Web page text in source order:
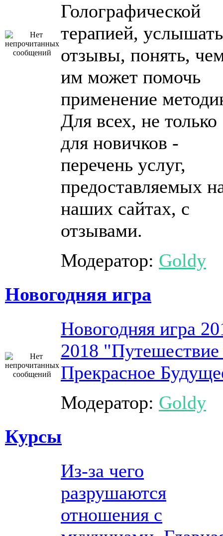
Голографической
терапией, услышать
отзывы, понять,
им может помочь
применение
Для всех, не только
для новичков -
перечень услуг,
предоставляемых
наших сайтах, с
отзывами.
Модератор: Goldy
Новогодняя игра
Новогодняя игра
2018 "Путешествие
Прекрасное
Модератор: Goldy
Курсы
Из-за чего
разрушаются
отношения с